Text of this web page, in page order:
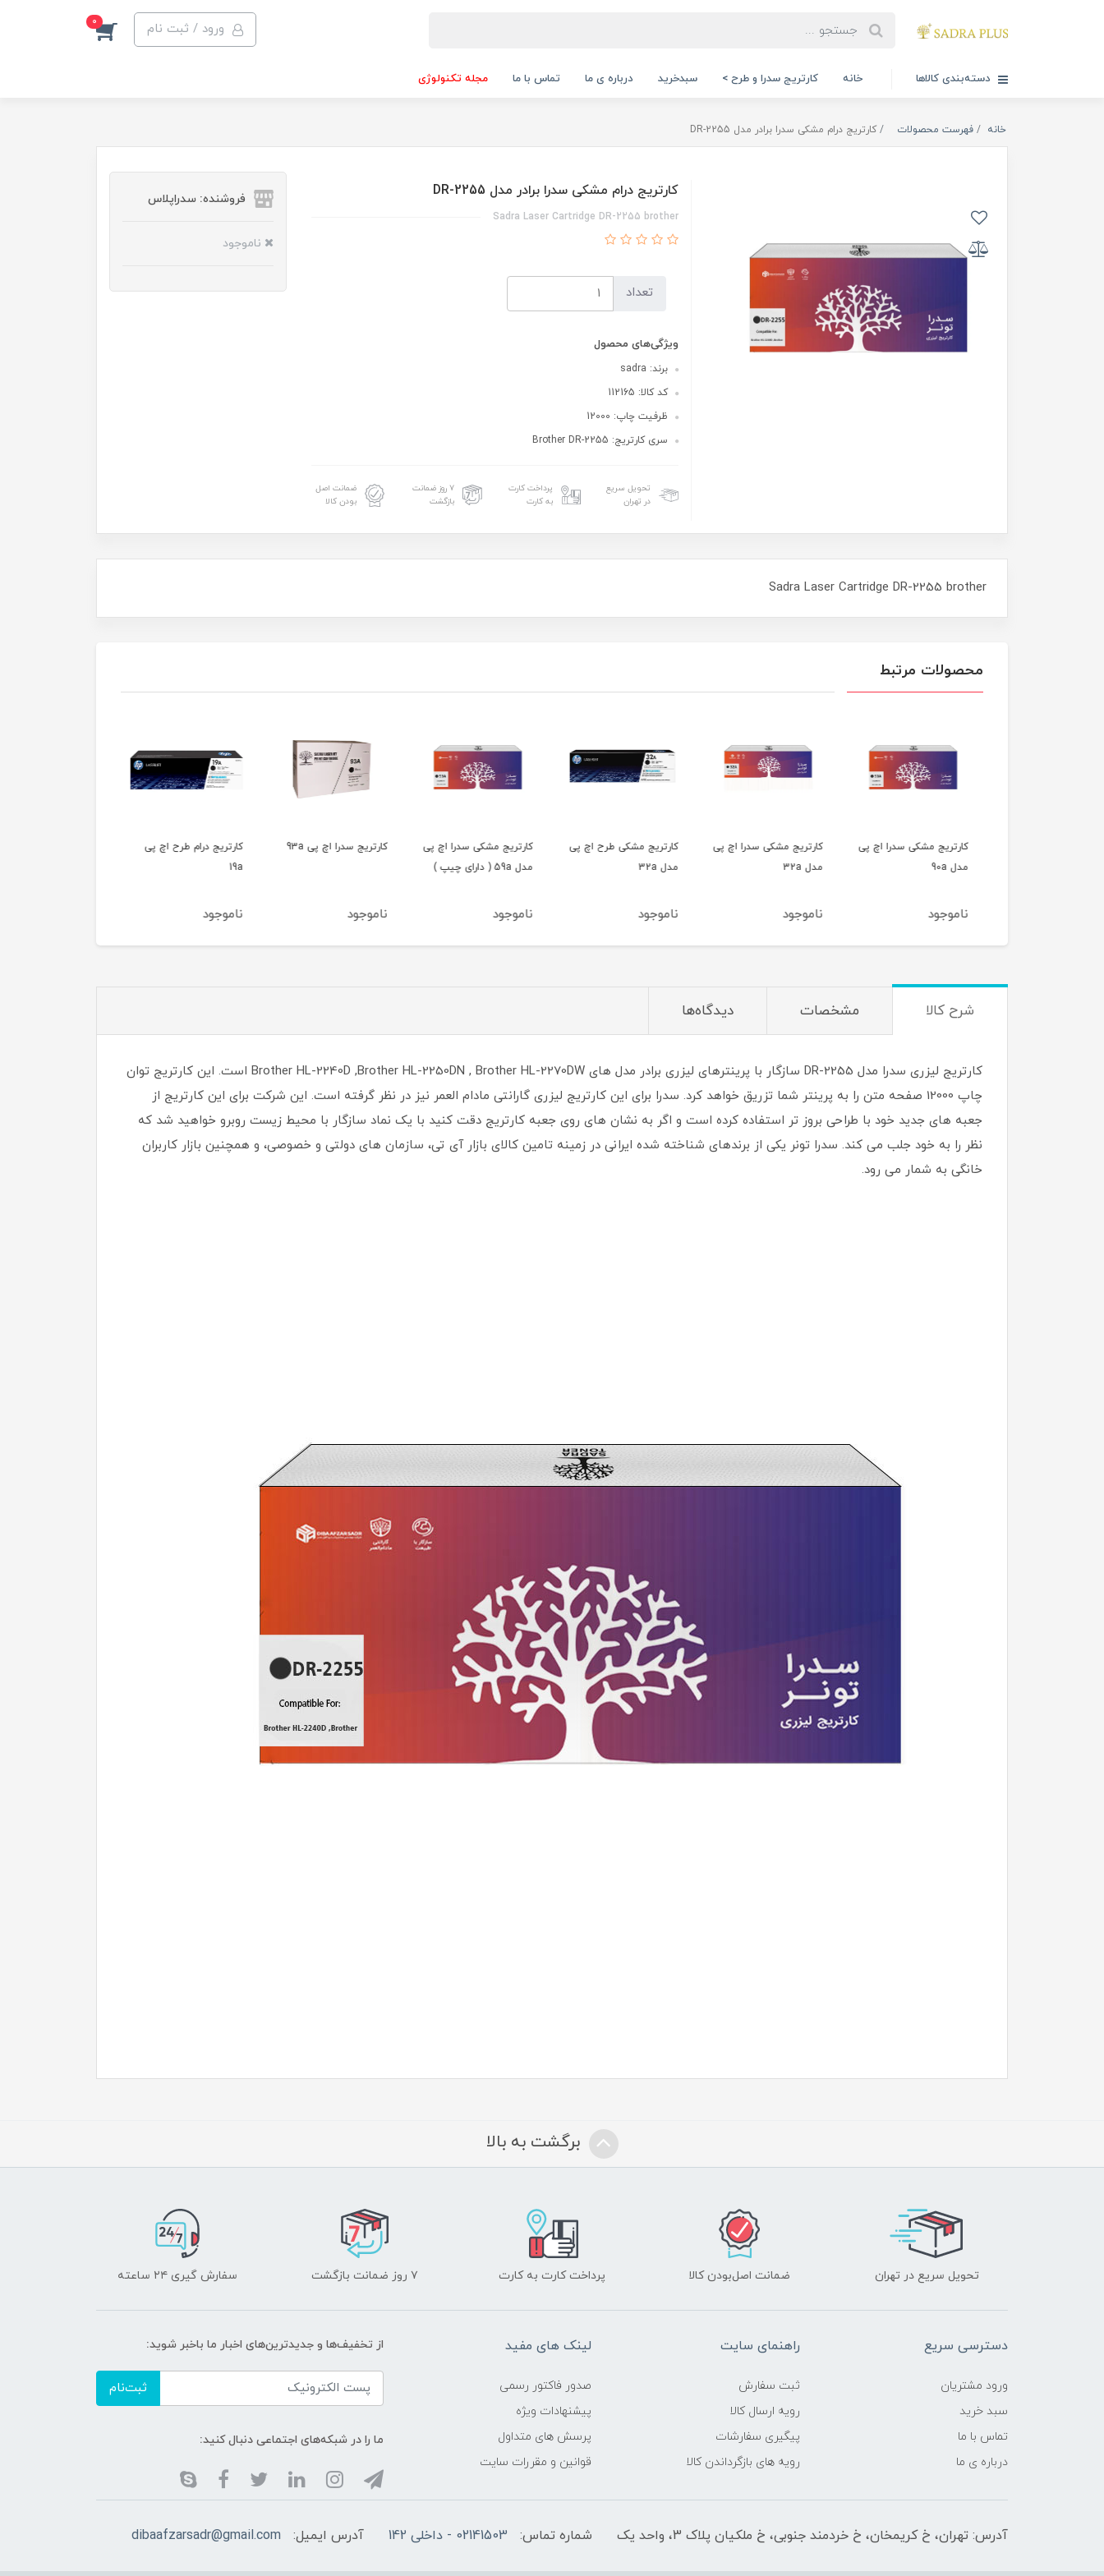
ورود / ثبت نام 0
دسته‌بندی کالاها خانه کارتریج سدرا و طرح > سبدخرید درباره ی ما تماس با ما مجله تکنولوژی
خانه فهرست محصولات کارتریج درام مشکی سدرا برادر مدل DR-2255
کارتریج درام مشکی سدرا برادر مدل DR-2255
Sadra Laser Cartridge DR-2255 brother
تعداد
ویژگی‌های محصول
برند: sadra
کد کالا: 112165
ظرفیت چاپ: 12000
سری کارتریج: Brother DR-2255
تحویل سریع
در تهران
پرداخت کارت
به کارت
۷ روز ضمانت
بازگشت
ضمانت اصل
بودن کالا
فروشنده: سدراپلاس
ناموجود
Sadra Laser Cartridge DR-2255 brother
محصولات مرتبط
کارتریج مشکی سدرا اچ پی
مدل 90a
ناموجود
کارتریج مشکی سدرا اچ پی
مدل 32a
ناموجود
کارتریج مشکی طرح اچ پی
مدل 32a
ناموجود
کارتریج مشکی سدرا اچ پی
مدل 59a ( دارای چیپ )
ناموجود
کارتریج سدرا اچ پی 93a
ناموجود
کارتریج درام طرح اچ پی
19a
ناموجود
شرح کالا مشخصات دیدگاه‌ها
کارتریج لیزری سدرا مدل DR-2255 سازگار با پرینترهای لیزری برادر مدل های Brother HL-2240D ,Brother HL-2250DN , Brother HL-2270DW است. این کارتریج توان
چاپ 12000 صفحه متن را به پرینتر شما تزریق خواهد کرد. سدرا برای این کارتریج لیزری گارانتی مادام العمر نیز در نظر گرفته است. این شرکت برای این کارتریج از
جعبه های جدید خود با طراحی بروز تر استفاده کرده است و اگر به نشان های روی جعبه کارتریج دقت کنید با یک نماد سازگار با محیط زیست روبرو خواهید شد که
نظر را به خود جلب می کند. سدرا تونر یکی از برندهای شناخته شده ایرانی در زمینه تامین کالای بازار آی تی، سازمان های دولتی و خصوصی، و همچنین بازار کاربران
خانگی به شمار می رود.
برگشت به بالا
تحویل سریع در تهران ضمانت اصل‌بودن کالا پرداخت کارت به کارت ۷ روز ضمانت بازگشت سفارش گیری ۲۴ ساعته
دسترسی سریع
ورود مشتریان
سبد خرید
تماس با ما
درباره ی ما
راهنمای سایت
ثبت سفارش
رویه ارسال کالا
پیگیری سفارشات
رویه های بازگرداندن کالا
لینک های مفید
صدور فاکتور رسمی
پیشنهادات ویژه
پرسش های متداول
قوانین و مقررات سایت
از تخفیف‌ها و جدیدترین‌های اخبار ما باخبر شوید:
ثبت‌نام
ما را در شبکه‌های اجتماعی دنبال کنید:
آدرس: تهران، خ کریمخان، خ خردمند جنوبی، خ ملکیان پلاک 3، واحد یک شماره تماس: 02141503 - داخلی 142 آدرس ایمیل: dibaafzarsadr@gmail.com